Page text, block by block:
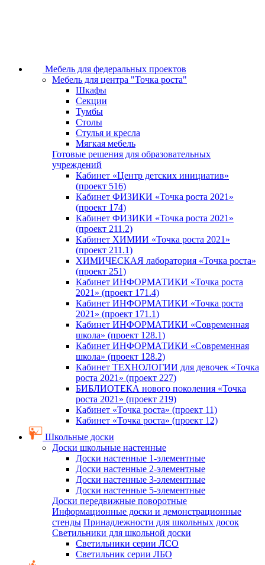
Мебель для федеральных проектов
Мебель для центра "Точка роста"
Шкафы
Секции
Тумбы
Столы
Стулья и кресла
Мягкая мебель
Готовые решения для образовательных
учреждений
Кабинет «Центр детских инициатив»
(проект 516)
Кабинет ФИЗИКИ «Точка роста 2021»
(проект 174)
Кабинет ФИЗИКИ «Точка роста 2021»
(проект 211.2)
Кабинет ХИМИИ «Точка роста 2021»
(проект 211.1)
ХИМИЧЕСКАЯ лаборатория «Точка роста»
(проект 251)
Кабинет ИНФОРМАТИКИ «Точка роста
2021» (проект 171.4)
Кабинет ИНФОРМАТИКИ «Точка роста
2021» (проект 171.1)
Кабинет ИНФОРМАТИКИ «Современная
школа» (проект 128.1)
Кабинет ИНФОРМАТИКИ «Современная
школа» (проект 128.2)
Кабинет ТЕХНОЛОГИИ для девочек «Точка
роста 2021» (проект 227)
БИБЛИОТЕКА нового поколения «Точка
роста 2021» (проект 219)
Кабинет «Точка роста» (проект 11)
Кабинет «Точка роста» (проект 12)
Школьные доски
Доски школьные настенные
Доски настенные 1-элементные
Доски настенные 2-элементные
Доски настенные 3-элементные
Доски настенные 5-элементные
Доски передвижные поворотные
Информационные доски и демонстрационные
стенды Принадлежности для школьных досок
Светильники для школьной доски
Светильники серии ЛСО
Светильник серии ЛБО